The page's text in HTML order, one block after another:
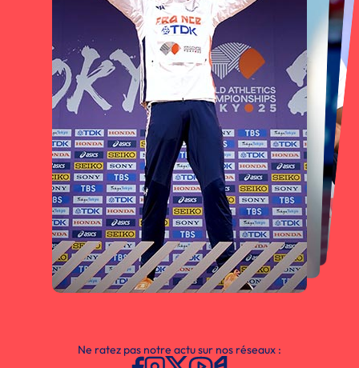
Ne ratez pas notre actu sur nos réseaux :